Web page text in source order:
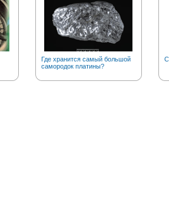
Где хранится самый большой
самородок платины?